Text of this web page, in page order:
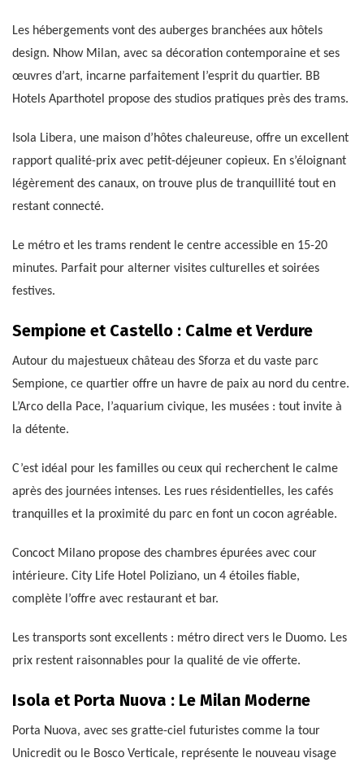
Les hébergements vont des auberges branchées aux hôtels
design. Nhow Milan, avec sa décoration contemporaine et ses
œuvres d’art, incarne parfaitement l’esprit du quartier. BB
Hotels Aparthotel propose des studios pratiques près des trams.
Isola Libera, une maison d’hôtes chaleureuse, offre un excellent
rapport qualité-prix avec petit-déjeuner copieux. En s’éloignant
légèrement des canaux, on trouve plus de tranquillité tout en
restant connecté.
Le métro et les trams rendent le centre accessible en 15-20
minutes. Parfait pour alterner visites culturelles et soirées
festives.
Sempione et Castello : Calme et Verdure
Autour du majestueux château des Sforza et du vaste parc
Sempione, ce quartier offre un havre de paix au nord du centre.
L’Arco della Pace, l’aquarium civique, les musées : tout invite à
la détente.
C’est idéal pour les familles ou ceux qui recherchent le calme
après des journées intenses. Les rues résidentielles, les cafés
tranquilles et la proximité du parc en font un cocon agréable.
Concoct Milano propose des chambres épurées avec cour
intérieure. City Life Hotel Poliziano, un 4 étoiles fiable,
complète l’offre avec restaurant et bar.
Les transports sont excellents : métro direct vers le Duomo. Les
prix restent raisonnables pour la qualité de vie offerte.
Isola et Porta Nuova : Le Milan Moderne
Porta Nuova, avec ses gratte-ciel futuristes comme la tour
Unicredit ou le Bosco Verticale, représente le nouveau visage